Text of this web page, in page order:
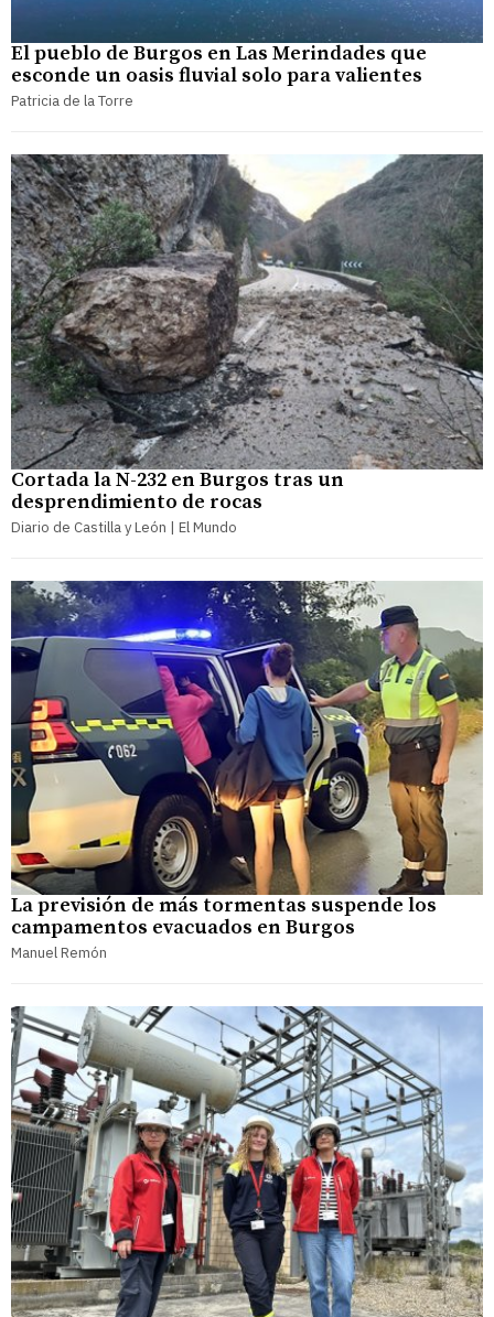
El pueblo de Burgos en Las Merindades que
esconde un oasis fluvial solo para valientes
Patricia de la Torre
Cortada la N-232 en Burgos tras un
desprendimiento de rocas
Diario de Castilla y León | El Mundo
La previsión de más tormentas suspende los
campamentos evacuados en Burgos
Manuel Remón